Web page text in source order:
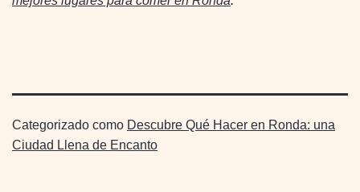
Categorizado como Descubre Qué Hacer en Ronda: una
Ciudad Llena de Encanto